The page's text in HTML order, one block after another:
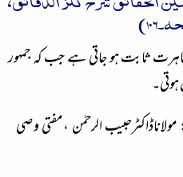
ثابت ہو جاتی ہے جب کہ جمہور
الرحمٰن ،مفتی وصی